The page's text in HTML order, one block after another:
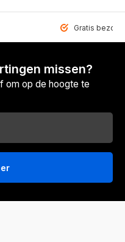
Gratis
missen?
om op de hoogte te